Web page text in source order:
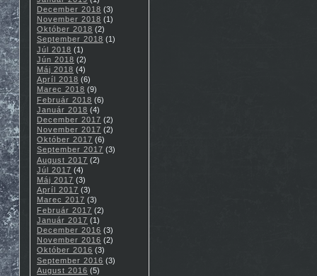
December 2018 (3)
November 2018 (1)
Október 2018 (2)
September 2018 (1)
Júl 2018 (1)
Jún 2018 (2)
Máj 2018 (4)
Apríl 2018 (6)
Marec 2018 (9)
Február 2018 (6)
Január 2018 (4)
December 2017 (2)
November 2017 (2)
Október 2017 (6)
September 2017 (3)
August 2017 (2)
Júl 2017 (4)
Máj 2017 (3)
Apríl 2017 (3)
Marec 2017 (3)
Február 2017 (2)
Január 2017 (1)
December 2016 (3)
November 2016 (2)
Október 2016 (3)
September 2016 (3)
August 2016 (5)